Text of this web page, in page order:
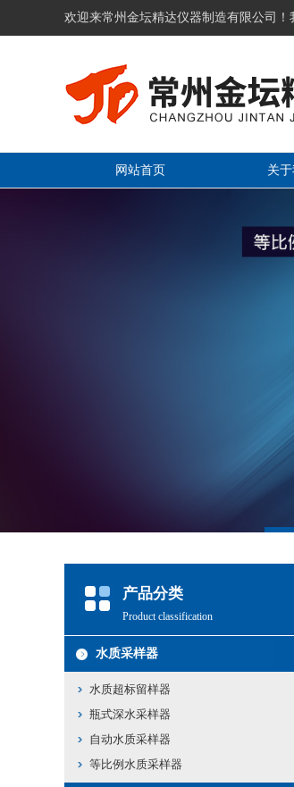
欢迎来常州金坛精达仪器制造有限公司！
网站首页 关
产品分类
Product classification
水质采样器
水质超标留样器
瓶式深水采样器
自动水质采样器
等比例水质采样器